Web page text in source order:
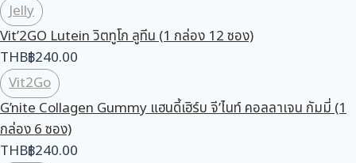
Jelly
Vit’2GO Lutein วิตทูโก ลูทีน (1 กล่อง 12 ซอง)
THB฿240.00
Vit2Go
G’nite Collagen Gummy แฮนดี้เฮิร์บ จี’ไนท์ คอลลาเจน กัมมี่ (1
กล่อง 6 ซอง)
THB฿240.00